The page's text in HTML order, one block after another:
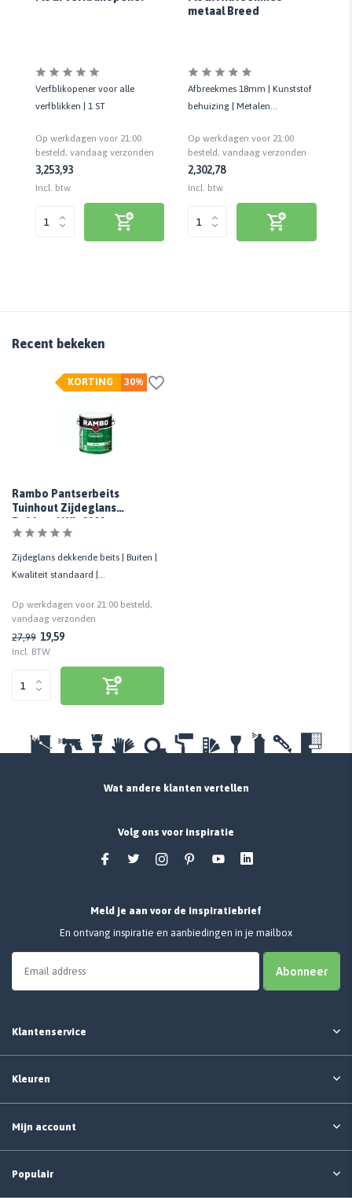
Verfblikopener voor alle
verfblikken | 1 ST
Op werkdagen voor 21:00
besteld, vandaag verzonden
3,253,93
Incl. btw
metaal Breed
Afbreekmes 18mm | Kunststof
behuizing | Metalen
veiligheidsslot
Op werkdagen voor 21:00
besteld, vandaag verzonden
2,302,78
Incl. btw
Recent bekeken
30%
KORTING
Rambo Pantserbeits
Tuinhout Zijdeglans
Dekkend Wit 1100
Zijdeglans dekkende beits | Buiten |
Kwaliteit standaard |
Op werkdagen voor 21:00 besteld,
vandaag verzonden
27,99 19,59
Incl. BTW
Wat andere klanten vertellen
Volg ons voor inspiratie
Meld je aan voor de inspiratiebrief
En ontvang inspiratie en aanbiedingen in je mailbox
Abonneer
Klantenservice
Kleuren
Mijn account
Populair